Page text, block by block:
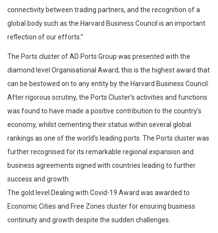
connectivity between trading partners, and the recognition of a
global body such as the Harvard Business Council is an important
reflection of our efforts.”
The Ports cluster of AD Ports Group was presented with the
diamond level Organisational Award; this is the highest award that
can be bestowed on to any entity by the Harvard Business Council.
After rigorous scrutiny, the Ports Cluster’s activities and functions
was found to have made a positive contribution to the country’s
economy, whilst cementing their status within several global
rankings as one of the world’s leading ports. The Ports cluster was
further recognised for its remarkable regional expansion and
business agreements signed with countries leading to further
success and growth.
The gold level Dealing with Covid-19 Award was awarded to
Economic Cities and Free Zones cluster for ensuring business
continuity and growth despite the sudden challenges.